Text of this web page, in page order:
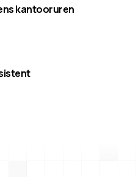
kantooruren